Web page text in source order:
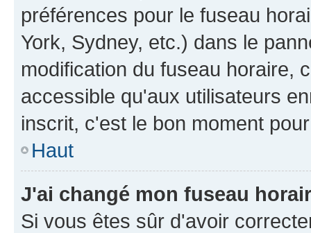
préférences pour le fuseau
York, Sydney, etc.) dans le
modification du fuseau horaire,
accessible qu'aux utilisateurs
inscrit, c'est le bon moment
Haut
J'ai changé mon fuseau
Si vous êtes sûr d'avoir